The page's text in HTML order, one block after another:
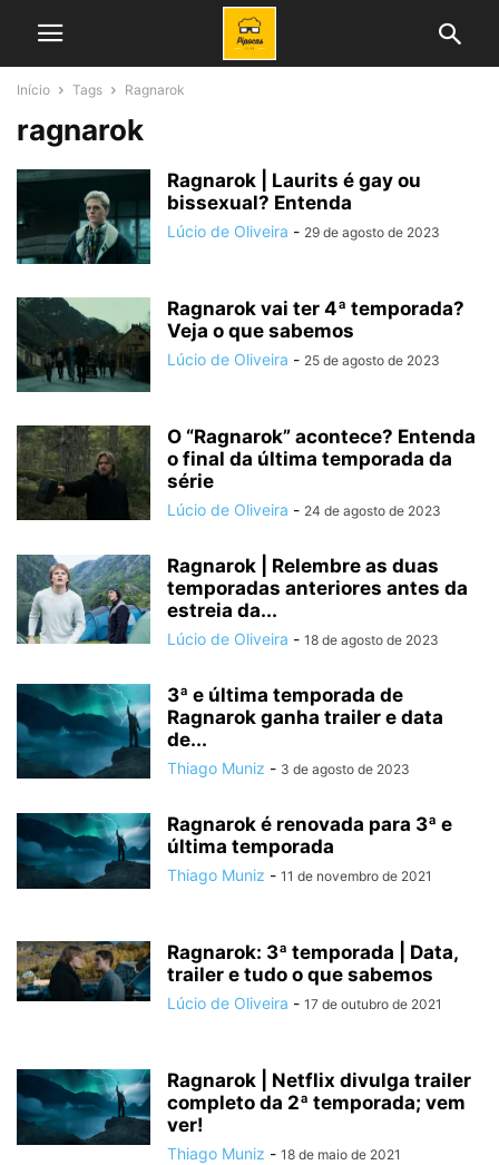
Início Tags Ragnarok
ragnarok
Ragnarok | Laurits é gay ou
bissexual? Entenda
Lúcio de Oliveira - 29 de agosto de 2023
Ragnarok vai ter 4ª temporada?
Veja o que sabemos
Lúcio de Oliveira - 25 de agosto de 2023
O “Ragnarok” acontece? Entenda
o final da última temporada da
série
Lúcio de Oliveira - 24 de agosto de 2023
Ragnarok | Relembre as duas
temporadas anteriores antes da
estreia da...
Lúcio de Oliveira - 18 de agosto de 2023
3ª e última temporada de
Ragnarok ganha trailer e data
de...
Thiago Muniz - 3 de agosto de 2023
Ragnarok é renovada para 3ª e
última temporada
Thiago Muniz - 11 de novembro de 2021
Ragnarok: 3ª temporada | Data,
trailer e tudo o que sabemos
Lúcio de Oliveira - 17 de outubro de 2021
Ragnarok | Netflix divulga trailer
completo da 2ª temporada; vem
ver!
Thiago Muniz - 18 de maio de 2021